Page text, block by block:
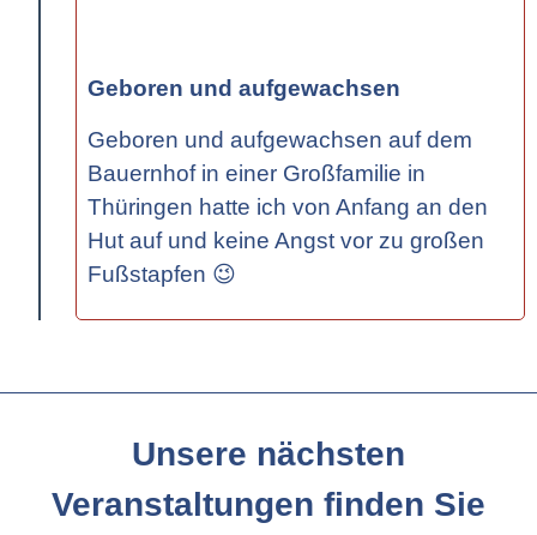
Geboren und aufgewachsen
Geboren und aufgewachsen auf dem
Bauernhof in einer Großfamilie in
Thüringen hatte ich von Anfang an den
Hut auf und keine Angst vor zu großen
Fußstapfen 😉
Unsere nächsten
Veranstaltungen finden Sie